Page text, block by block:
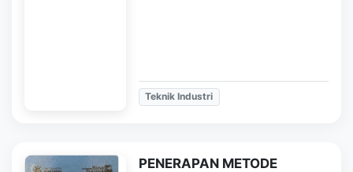
Teknik Industri
PENERAPAN METODE